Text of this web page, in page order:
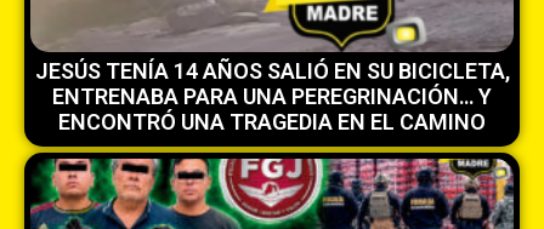
JESÚS TENÍA 14 AÑOS SALIÓ EN SU BICICLETA,
ENTRENABA PARA UNA PEREGRINACIÓN… Y
ENCONTRÓ UNA TRAGEDIA EN EL CAMINO